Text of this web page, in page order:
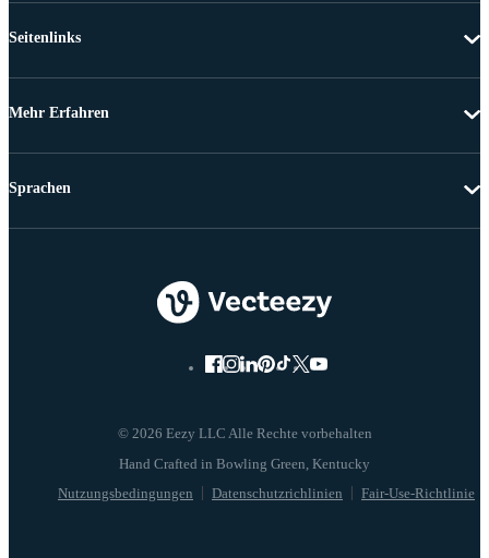
Seitenlinks
Mehr Erfahren
© 2026 Eezy LLC Alle Rechte vorbehalten
Nutzungsbedingungen Datenschutzrichlinien Fair-Use-Richtlinie
Sprachen